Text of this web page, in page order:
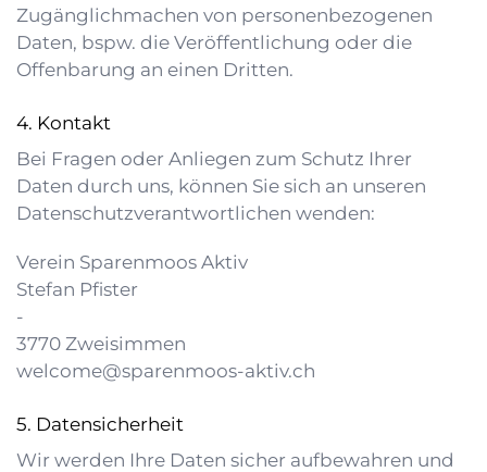
Zugänglichmachen von personenbezogenen
Daten, bspw. die Veröffentlichung oder die
Offenbarung an einen Dritten.
Kontakt
Bei Fragen oder Anliegen zum Schutz Ihrer
Daten durch uns, können Sie sich an unseren
Datenschutzverantwortlichen wenden:
Verein Sparenmoos Aktiv
Stefan Pfister
-
3770 Zweisimmen
welcome@sparenmoos-aktiv.ch
Datensicherheit
Wir werden Ihre Daten sicher aufbewahren und